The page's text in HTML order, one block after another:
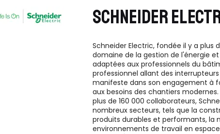
SCHNEIDER
Schneider Electric, fondée il y a plus
domaine de la gestion de l'énergie
adaptées aux professionnels du
professionnel allant des
manifeste dans son engagement à
aux besoins des chantiers
plus de 160 000 collaborateurs,
nombreux secteurs, tels que la
produits durables et performants, la
environnements de travail en